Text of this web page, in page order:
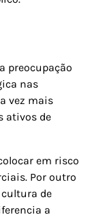
preocupação
nas
vez mais
ativos de
em risco
Por outro
de
a